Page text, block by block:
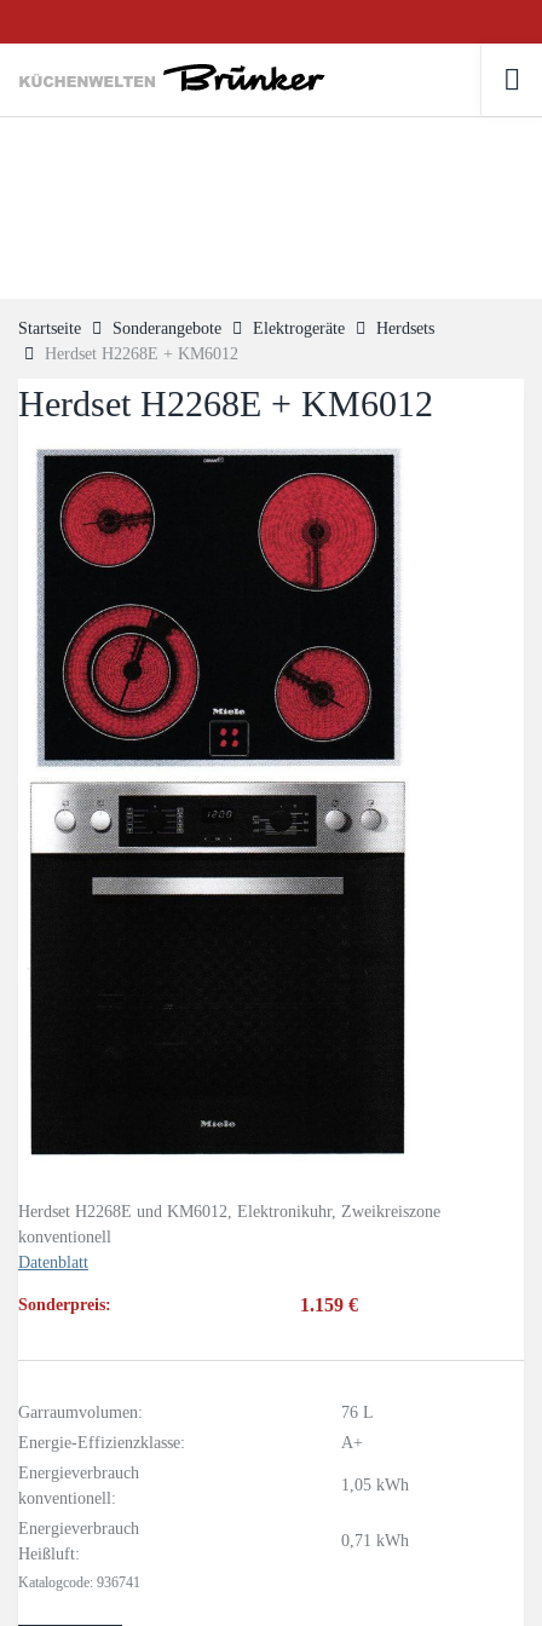
Startseite Sonderangebote Elektrogeräte
Herdsets
Herdset H2268E + KM6012
Herdset H2268E + KM6012
Herdset H2268E und KM6012, Elektronikuhr, Zweikreiszone
konventionell
Datenblatt
Sonderpreis: 1.159 €
Garraumvolumen:
76 L
Energie-Effizienzklasse:
A+
Energieverbrauch
konventionell:
1,05 kWh
Energieverbrauch
Heißluft:
0,71 kWh
Katalogcode: 936741